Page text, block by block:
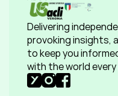
Delivering
provoking insights,
to keep you
with the world every